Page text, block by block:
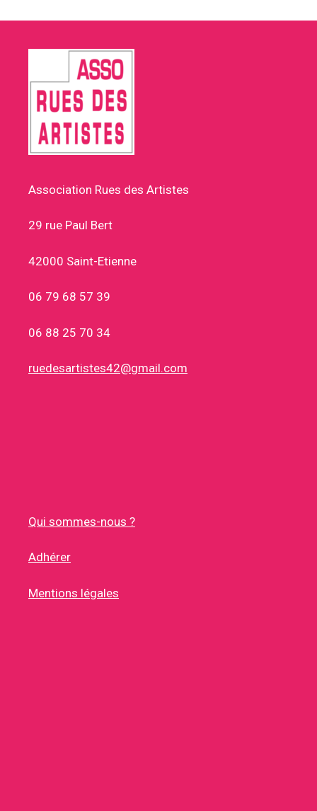
Association Rues des Artistes
29 rue Paul Bert
42000 Saint-Etienne
06 79 68 57 39
06 88 25 70 34
ruedesartistes42@gmail.com
Qui sommes-nous ?
Adhérer
Mentions légales